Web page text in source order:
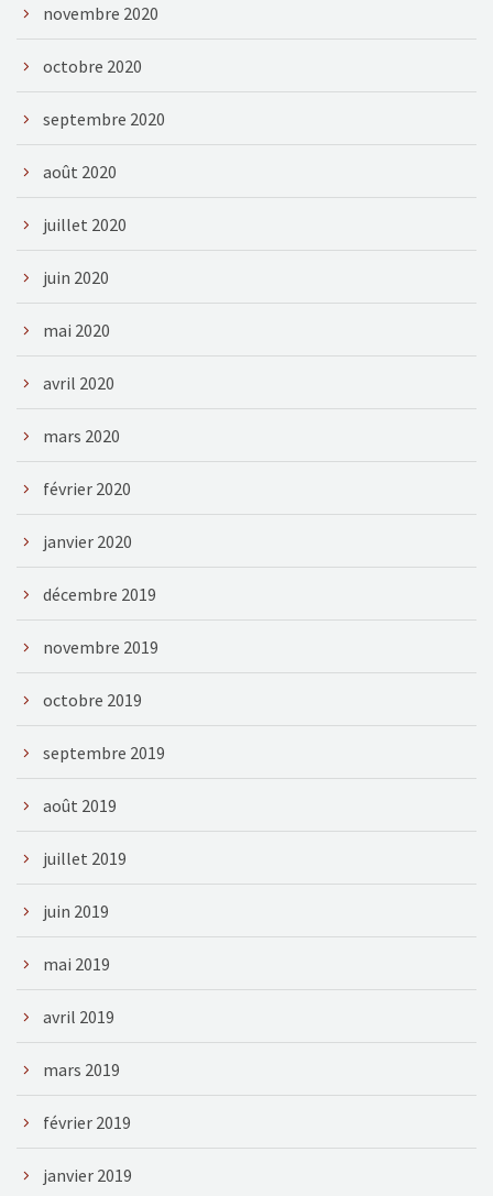
novembre 2020
octobre 2020
septembre 2020
août 2020
juillet 2020
juin 2020
mai 2020
avril 2020
mars 2020
février 2020
janvier 2020
décembre 2019
novembre 2019
octobre 2019
septembre 2019
août 2019
juillet 2019
juin 2019
mai 2019
avril 2019
mars 2019
février 2019
janvier 2019